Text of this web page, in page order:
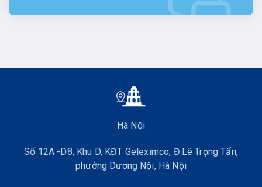
Hà Nội
Số 12A -D8, Khu D, KĐT Geleximco, Đ.Lê Trọng Tấn,
phường Dương Nội, Hà Nội